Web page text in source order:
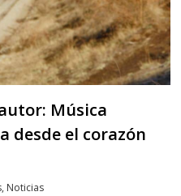
Música
desde el corazón
, Noticias